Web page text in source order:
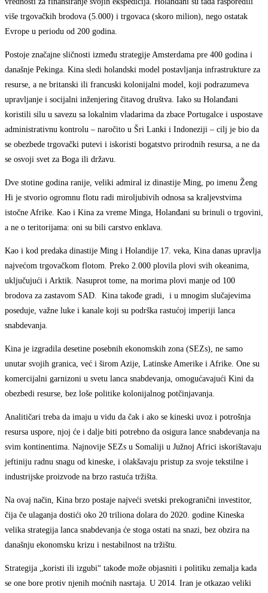
više trgovačkih brodova (5.000) i trgovaca (skoro milion), nego ostatak
Evrope u periodu od 200 godina.
Postoje značajne sličnosti između strategije Amsterdama pre 400 godina i
današnje Pekinga. Kina sledi holandski model postavljanja infrastrukture za
resurse, a ne britanski ili francuski kolonijalni model, koji podrazumeva
upravljanje i socijalni inženjering čitavog društva. Iako su Holanđani
koristili silu u savezu sa lokalnim vladarima da zbace Portugalce i uspostave
administrativnu kontrolu – naročito u Šri Lanki i Indoneziji – cilj je bio da
se obezbede trgovački putevi i iskoristi bogatstvo prirodnih resursa, a ne da
se osvoji svet za Boga ili državu.
Dve stotine godina ranije, veliki admiral iz dinastije Ming, po imenu Ženg
Hi je stvorio ogromnu flotu radi miroljubivih odnosa sa kraljevstvima
istočne Afrike. Kao i Kina za vreme Minga, Holanđani su brinuli o trgovini,
a ne o teritorijama: oni su bili carstvo enklava.
Kao i kod predaka dinastije Ming i Holandije 17. veka, Kina danas upravlja
najvećom trgovačkom flotom. Preko 2.000 plovila plovi svih okeanima,
uključujući i Arktik. Nasuprot tome, na morima plovi manje od 100
brodova za zastavom SAD. Kina takođe gradi, i u mnogim slučajevima
poseduje, važne luke i kanale koji su podrška rastućoj imperiji lanca
snabdevanja.
Kina je izgradila desetine posebnih ekonomskih zona (SEZs), ne samo
unutar svojih granica, već i širom Azije, Latinske Amerike i Afrike. One su
komercijalni garnizoni u svetu lanca snabdevanja, omogućavajući Kini da
obezbedi resurse, bez loše politike kolonijalnog potčinjavanja.
Analitičari treba da imaju u vidu da čak i ako se kineski uvoz i potrošnja
resursa uspore, njoj će i dalje biti potrebno da osigura lance snabdevanja na
svim kontinentima. Najnovije SEZs u Somaliji u Južnoj Africi iskorištavaju
jeftiniju radnu snagu od kineske, i olakšavaju pristup za svoje tekstilne i
industrijske proizvode na brzo rastuća tržišta.
Na ovaj način, Kina brzo postaje najveći svetski prekogranični investitor,
čija če ulaganja dostići oko 20 triliona dolara do 2020. godine Kineska
velika strategija lanca snabdevanja će stoga ostati na snazi, bez obzira na
današnju ekonomsku krizu i nestabilnost na tržištu.
Strategija „koristi ili izgubi“ takođe može objasniti i politiku zemalja kada
se one bore protiv njenih moćnih nasrtaja. U 2014. Iran je otkazao veliki